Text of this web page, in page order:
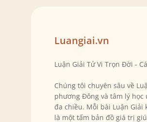
Luangiai.vn
Luận Giải Tử Vi Trọn Đời -
Chúng tôi chuyên sâu về
phương Đông và tâm lý
đa chiều. Mỗi bài Luận
là một tấm bản đồ giá trị